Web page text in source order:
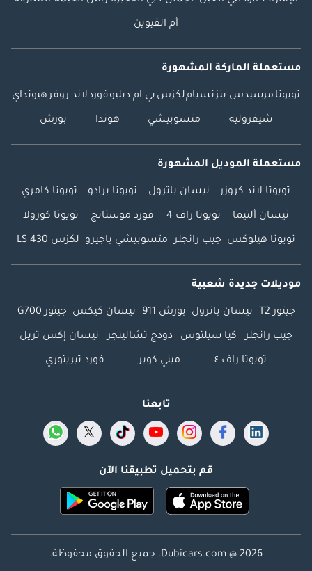
أم القيوين
مستعملة الماركة المشهورة
تويوتا مرسيدس بنزنسياملكزس بي ام دبليوفوردلاند روفرهيونداي
شيفروليه متسوبيشي هوندا بورش
مستعملة الموديل المشهورة
تويوتا لاند كروزر نيسان باترول تويوتا برادو تويوتا كامري
نيسان ألتيما تويوتا راف 4 فورد موستانج تويوتا كورولا
تويوتا هيلوكس جيب رانجلر متسوبيشي باجيرو لكزس LS 430
موديلات جديدة شعبية
جيتور T2 نيسان باترول بورش 911 نيسان كيكس جيتور G700
جيب رانجلر كيا سيلتوس دودج تشالينجر نيسان إكس تريل
تويوتا راف ٤ ميني كوبر فورد تيريتوري
تابعنا
قم بتحميل تطبيقنا الآن
Dubicars.com @ 2026. جميع الحقوق محفوظة.